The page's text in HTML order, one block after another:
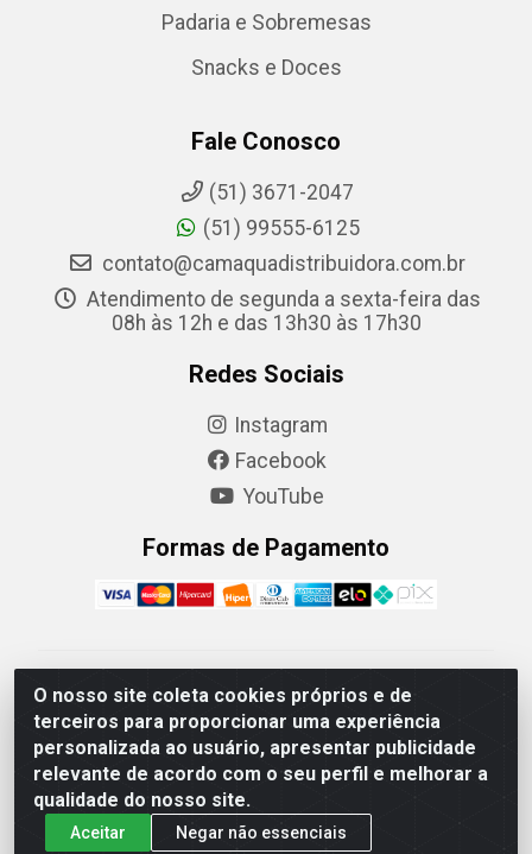
O nosso site coleta cookies próprios e de
terceiros para proporcionar uma experiência
personalizada ao usuário, apresentar publicidade
relevante de acordo com o seu perfil e melhorar a
qualidade do nosso site.
Aceitar Negar não essenciais
Padaria e Sobremesas
Snacks e Doces
Fale Conosco
(51) 3671-2047
(51) 99555-6125
contato@camaquadistribuidora.com.br
Atendimento de segunda a sexta-feira das
08h às 12h e das 13h30 às 17h30
Redes Sociais
Instagram
Facebook
YouTube
Formas de Pagamento
Camaquã Distribuidora Ltda - Avenida Conego Luiz W
Hanquet, 1001 - Parque Residencial do Arroio Duro,
Camaquã/RS - CEP 96.789-102 - CNPJ
07.061.124/0001-26